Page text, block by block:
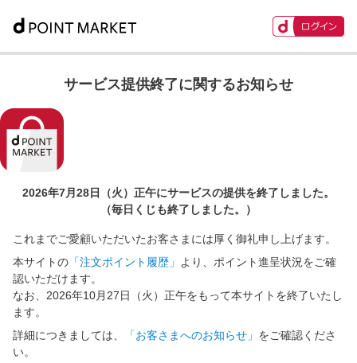
サービス提供終了に関するお知らせ
2026年7月28日（火）正午にサービスの提供を終了しました。
（毎日くじも終了しました。）
これまでご愛顧いただいたお客さまには厚く御礼申し上げます。
本サイトの 「注文ポイント履歴」
より、ポイント進呈状況をご確
認いただけます。
なお、2026年10月27日（火）正午をもって本サイトを終了いたし
ます。
詳細につきましては、
「お客さまへのお知らせ」 をご確認くださ
い。